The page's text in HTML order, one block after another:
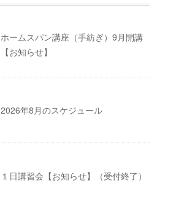
ホームスパン講座（手紡ぎ）9月開講
【お知らせ】
2026年8月のスケジュール
１日講習会【お知らせ】（受付終了）